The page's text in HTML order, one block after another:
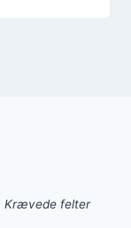
Krævede felter